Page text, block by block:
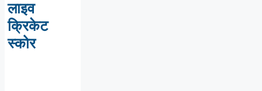
लाइव
क्रिकेट
स्कोर